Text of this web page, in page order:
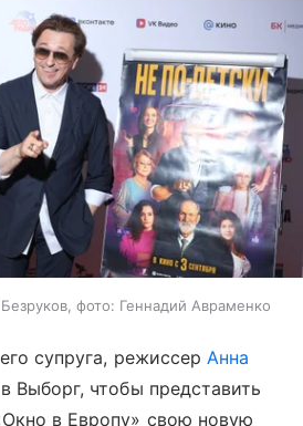
фото: Геннадий Авраменко
супруга, режиссер Анна
Выборг, чтобы представить
в Европу» свою новую